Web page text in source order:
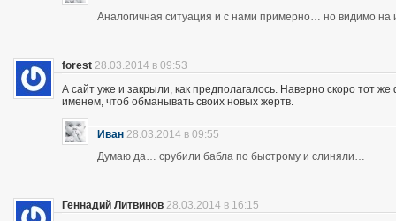
Аналогичная ситуация и с нами примерно… но видимо на
forest 28.03.2014 в 09:53
А сайт уже и закрыли, как предполагалось. Наверно скоро тот
именем, чтоб обманывать своих новых жертв.
Иван 28.03.2014 в 09:55
Думаю да… срубили бабла по быстрому и слиняли…
Геннадий Литвинов 28.03.2014 в 16:15